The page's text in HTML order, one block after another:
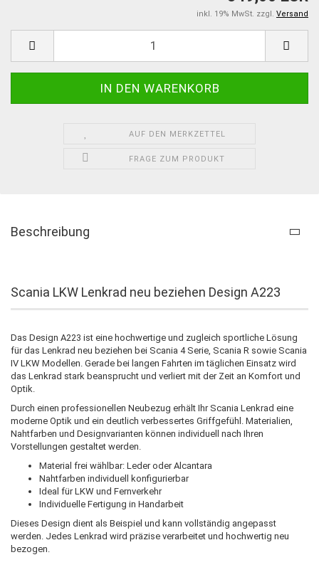
inkl. 19% MwSt. zzgl. Versand
AUF DEN MERKZETTEL
FRAGE ZUM PRODUKT
Beschreibung
Scania LKW Lenkrad neu beziehen Design A223
Das Design A223 ist eine hochwertige und zugleich sportliche Lösung
für das Lenkrad neu beziehen bei Scania 4 Serie, Scania R sowie Scania
IV LKW Modellen. Gerade bei langen Fahrten im täglichen Einsatz wird
das Lenkrad stark beansprucht und verliert mit der Zeit an Komfort und
Optik.
Durch einen professionellen Neubezug erhält Ihr Scania Lenkrad eine
moderne Optik und ein deutlich verbessertes Griffgefühl. Materialien,
Nahtfarben und Designvarianten können individuell nach Ihren
Vorstellungen gestaltet werden.
Material frei wählbar: Leder oder Alcantara
Nahtfarben individuell konfigurierbar
Ideal für LKW und Fernverkehr
Individuelle Fertigung in Handarbeit
Dieses Design dient als Beispiel und kann vollständig angepasst
werden. Jedes Lenkrad wird präzise verarbeitet und hochwertig neu
bezogen.